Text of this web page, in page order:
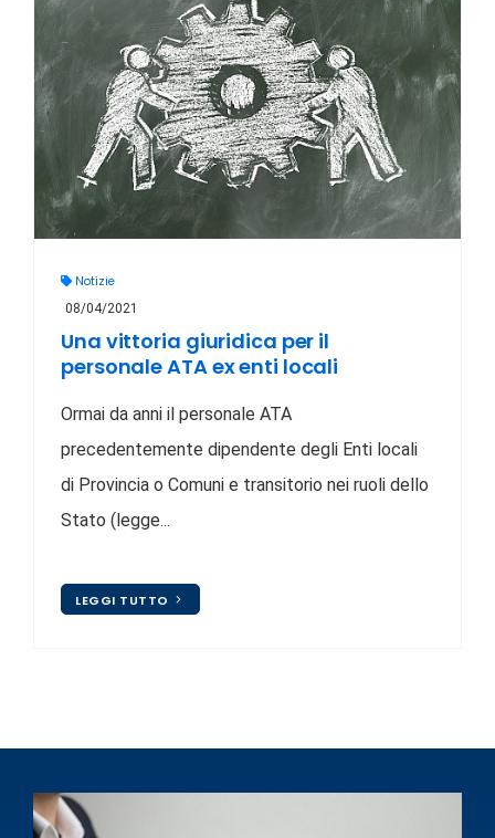
Notizie
08/04/2021
Una vittoria giuridica per il
personale ATA ex enti locali
Ormai da anni il personale ATA
precedentemente dipendente degli Enti locali
di Provincia o Comuni e transitorio nei ruoli dello
Stato (legge...
LEGGI TUTTO